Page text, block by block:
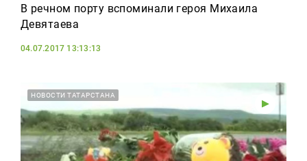
В речном порту вспоминали героя Михаила
Девятаева
04.07.2017 13:13:13
НОВОСТИ ТАТАРСТАНА